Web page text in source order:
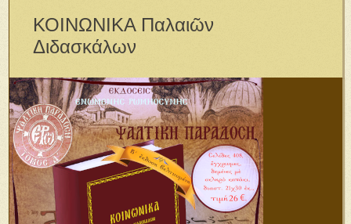
ΚΟΙΝΩΝΙΚΑ Παλαιῶν
Διδασκάλων